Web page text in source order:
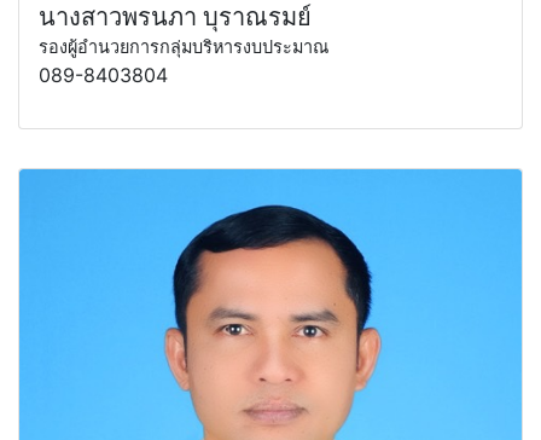
นางสาวพรนภา บุราณรมย์
รองผู้อำนวยการกลุ่มบริหารงบประมาณ
089-8403804